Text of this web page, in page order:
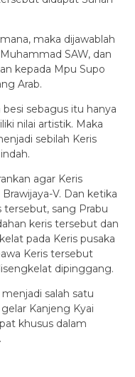
maka dijawablah
SAW, dan
kepada Mpu Supo
Arab.
sebagus itu hanya
nilai artistik. Maka
sebilah Keris
agar Keris
V. Dan ketika
tersebut, sang Prabu
keris tersebut dan
pada Keris pusaka
Keris tersebut
dipinggang.
salah satu
Kanjeng Kyai
khusus dalam